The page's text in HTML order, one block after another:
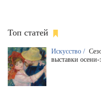
Топ статей
Искусство /
выставки